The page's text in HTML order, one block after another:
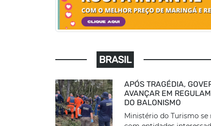
BRASIL
APÓS TRAGÉDIA,
AVANÇAR EM
DO BALONISMO
Ministério do Turismo se